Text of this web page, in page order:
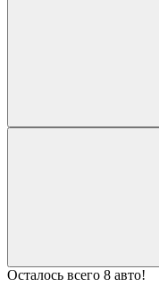
Осталось всего 8 авто!